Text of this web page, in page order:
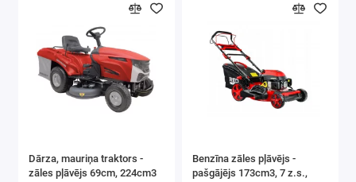
viegli salokās un neaizņem
daudz vietas garāžā,
pagrabā vai noliktavā.
Daudzfunkcionalitāte
ideāli piemērota darbam
renovācijas vai
Dārza, mauriņa traktors -
zāles pļāvējs 69cm, 224cm3
Benzīna zāles pļāvējs -
pašgājējs 173cm3, 7 z.s.,